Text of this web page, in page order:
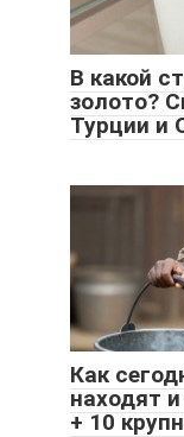
В какой
золото?
Турции и
Как
находят
+ 10